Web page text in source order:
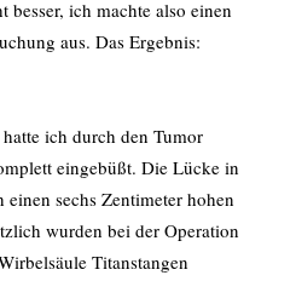
ich machte also einen
aus. Das Ergebnis:
ich durch den Tumor
eingebüßt. Die Lücke in
sechs Zentimeter hohen
wurden bei der Operation
Titanstangen